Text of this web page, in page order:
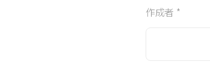
作成者 *